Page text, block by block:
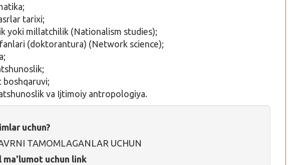
tarixi;
yoki millatchilik (Nationalism studies);
(doktorantura) (Network science);
boshqaruvi;
va Ijtimoiy antropologiya.
uchun?
TAMOMLAGANLAR UCHUN
ma'lumot uchun link